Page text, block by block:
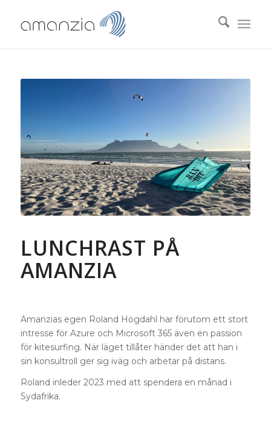
LUNCHRAST PÅ
AMANZIA
Amanzias egen Roland Högdahl har förutom ett stort
intresse för Azure och Microsoft 365 även en passion
för kitesurfing. När läget tillåter händer det att han i
sin konsultroll ger sig iväg och arbetar på distans.
Roland inleder 2023 med att spendera en månad i
Sydafrika.